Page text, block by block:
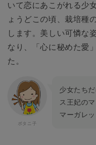
いて恋にあこがれる少
ょうどこの頃、栽培種
します。美しい可憐な
なり、「心に秘めた愛
た。
少女たち
ス王妃の
マーガレ